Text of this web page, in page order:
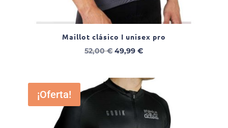
Maillot clásico I unisex pro
52,00€El
era:
52,00 €.
49,99€El
49,99 €.
¡Oferta!